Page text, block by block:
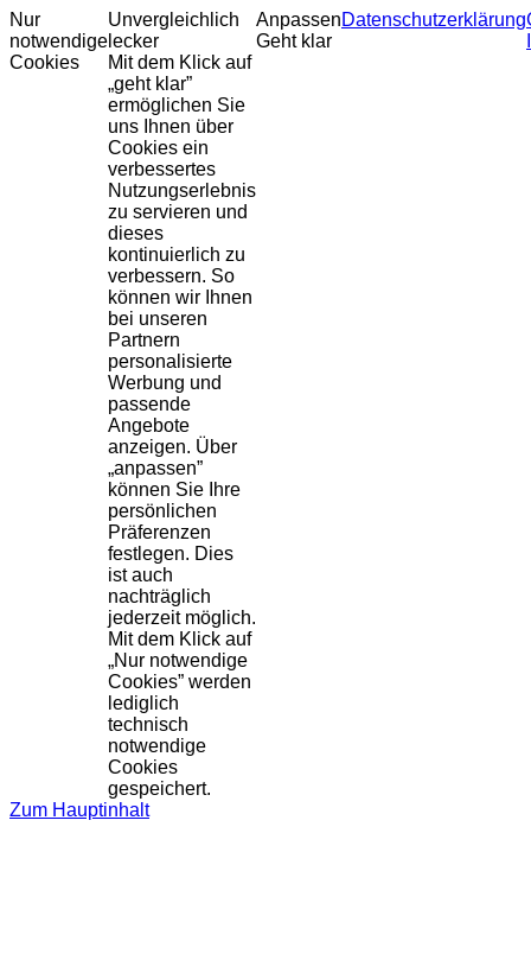
Nur
notwendige
Cookies
Unvergleichlich
lecker
Mit dem Klick auf
„geht klar”
ermöglichen Sie
uns Ihnen über
Cookies ein
verbessertes
Nutzungserlebnis
zu servieren und
dieses
kontinuierlich zu
verbessern. So
können wir Ihnen
bei unseren
Partnern
personalisierte
Werbung und
passende
Angebote
anzeigen. Über
„anpassen”
können Sie Ihre
persönlichen
Präferenzen
festlegen. Dies
ist auch
nachträglich
jederzeit möglich.
Mit dem Klick auf
„Nur notwendige
Cookies” werden
lediglich
technisch
notwendige
Cookies
gespeichert.
Anpassen
Geht klar
Datenschutzerklärung
Zum Hauptinhalt